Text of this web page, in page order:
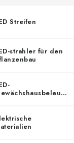
Streifen
strahler für den
Gewächshausbeleuchtung